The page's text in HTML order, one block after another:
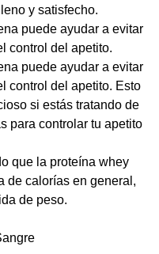
y satisfecho.
puede ayudar a evitar
control del apetito.
puede ayudar a evitar
control del apetito. Esto
si estás tratando de
para controlar tu apetito
que la proteína whey
de calorías en general,
de peso.